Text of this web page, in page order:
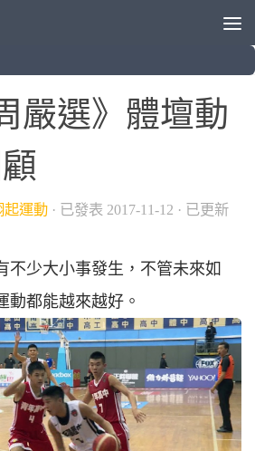
嚴選》體壇動
起運動 · 已發表 2017-11-12 · 已更新
不少大小事發生，不管未來如
動都能越來越好。